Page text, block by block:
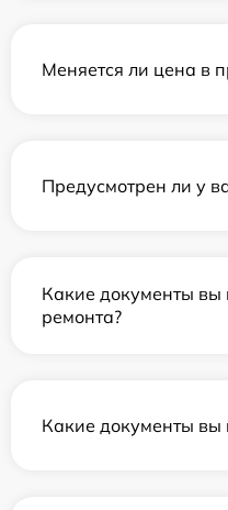
Меняется ли цена в
Предусмотрен ли у
Какие документы вы
ремонта?
Какие документы вы